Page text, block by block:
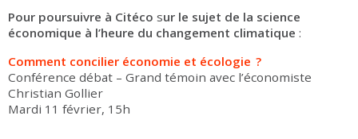
Pour poursuivre à Citéco sur le sujet de la science
économique à l’heure du changement climatique :
Comment concilier économie et écologie ?
Conférence débat – Grand témoin avec l’économiste
Christian Gollier
Mardi 11 février, 15h